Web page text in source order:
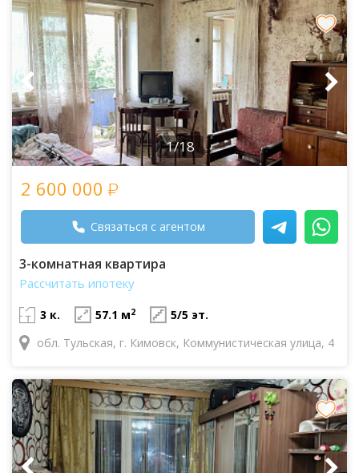
1/18
2 600 000
Связаться с агентом
3-комнатная квартира
Рассчитать ипотеку
3 к. 57.1 м2
5/5 эт.
обл. Тульская, г. Кимовск, Коммунистическая улица, 4